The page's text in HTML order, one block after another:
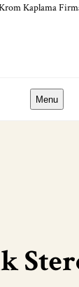
Kaplama
Menu